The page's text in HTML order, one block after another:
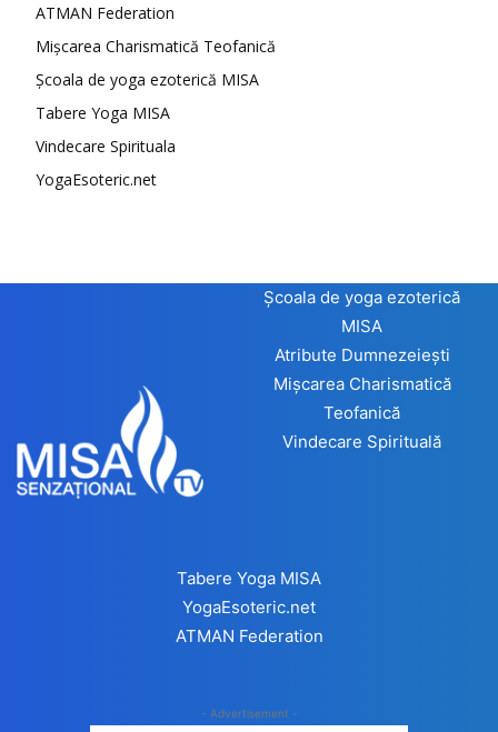
ATMAN Federation
Mișcarea Charismatică Teofanică
Școala de yoga ezoterică MISA
Tabere Yoga MISA
Vindecare Spirituala
YogaEsoteric.net
Școala de yoga ezoterică
MISA
Atribute Dumnezeiești
Mișcarea Charismatică
Teofanică
Vindecare Spirituală
Tabere Yoga MISA
YogaEsoteric.net
ATMAN Federation
- Advertisement -